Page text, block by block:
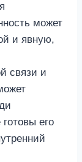
может
и явную,
связи и
его